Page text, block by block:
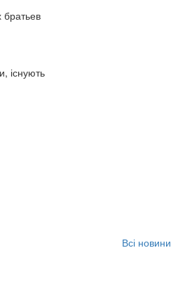
існують
Всі новини